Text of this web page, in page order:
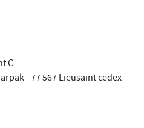
C
- 77 567 Lieusaint cedex